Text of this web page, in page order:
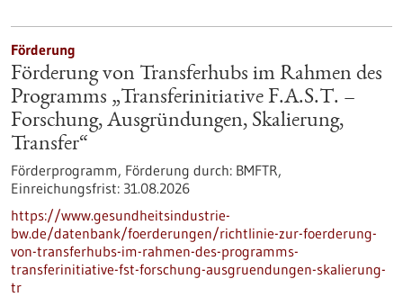
Förderung
Förderung von Transferhubs im Rahmen des
Programms „Transferinitiative F.A.S.T. –
Forschung, Ausgründungen, Skalierung,
Transfer“
Förderprogramm, Förderung durch: BMFTR,
Einreichungsfrist: 31.08.2026
https://www.gesundheitsindustrie-
bw.de/datenbank/foerderungen/richtlinie-zur-foerderung-
von-transferhubs-im-rahmen-des-programms-
transferinitiative-fst-forschung-ausgruendungen-skalierung-
tr